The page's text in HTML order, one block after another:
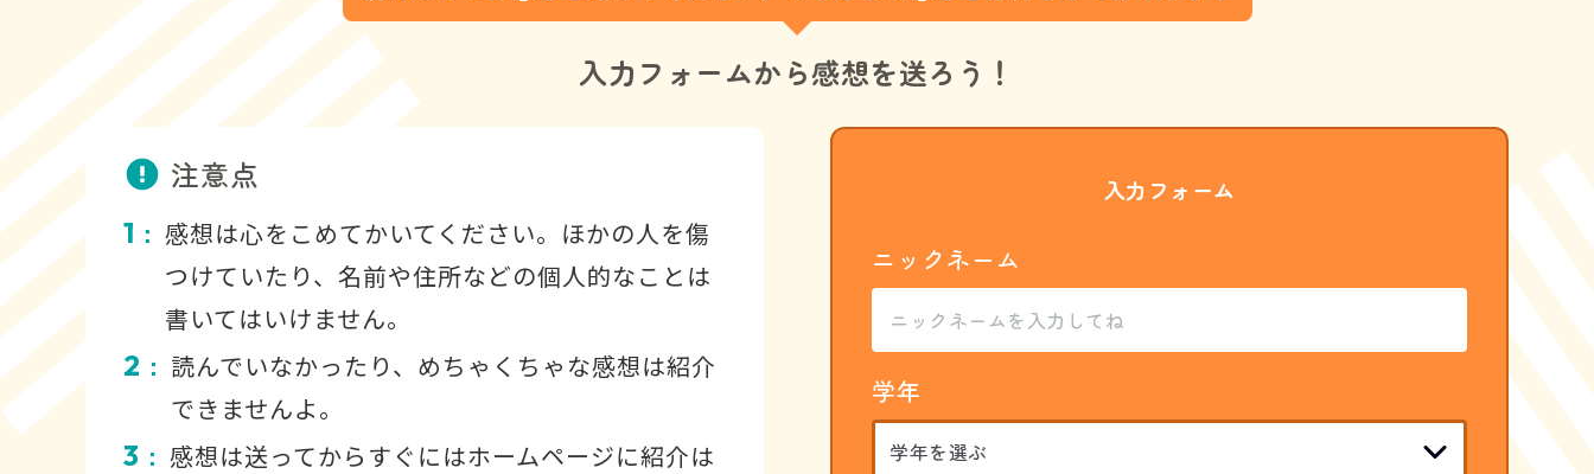
入力フォームから感想を送ろう！
注意点
1 ： 感想は心をこめてかいてください。ほかの人を傷
つけていたり、名前や住所などの個人的なことは
書いてはいけません。
2 ： 読んでいなかったり、めちゃくちゃな感想は紹介
できませんよ。
3 ： 感想は送ってからすぐにはホームページに紹介は
入力フォーム
ニックネーム
学年